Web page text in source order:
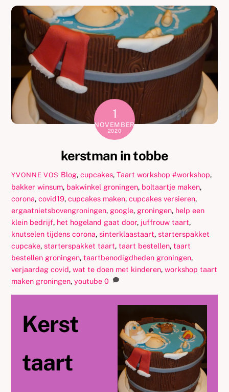
1
NOVEMBER
2020
kerstman in tobbe
YVONNE VOS Blog, cupcakes, Taart workshop #workshop,
bakker winsum, bakwinkel groningen, boltaartje maken,
corona,covid19,cupcakes maken,cupcakes versieren,
ergaatnietsbovengroningen, google, groningen, help een
klein bedrijf, het hogeland gaat door, juffrouw taart,
knutselen tijdens corona,sinterklaastaart,starterspakket
cupcake,starterspakket taart,taart bestellen,taart
bestellen groningen,taartbenodigdheden groningen,
verjaardag covid,wat te doen met kinderen,workshop taart
maken groningen,youtube 0
Kerst
taart